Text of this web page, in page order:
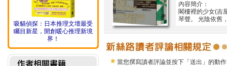
吸貓偵探：日本推理文壇最受
矚目新星，開創暖心推理新境
界！
內容簡介：
閣樓裡的少女(吉
琴聲。 光陰依舊
當您撰寫讀者評論並按下「送出」的動